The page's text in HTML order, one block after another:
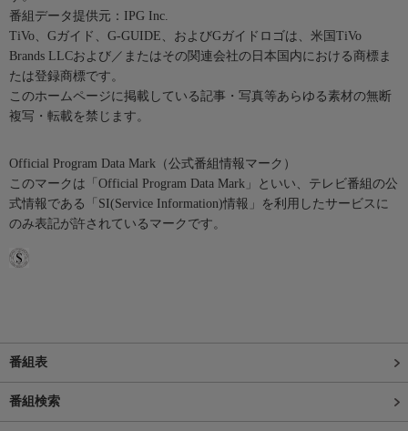
番組データ提供元：IPG Inc.
TiVo、Gガイド、G-GUIDE、およびGガイドロゴは、米国TiVo
Brands LLCおよび／またはその関連会社の日本国内における商標ま
たは登録商標です。
このホームページに掲載している記事・写真等あらゆる素材の無断
複写・転載を禁じます。
Official Program Data Mark（公式番組情報マーク）
このマークは「Official Program Data Mark」といい、テレビ番組の公
式情報である「SI(Service Information)情報」を利用したサービスに
のみ表記が許されているマークです。
番組表
番組検索